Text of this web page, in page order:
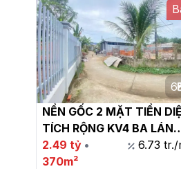
6
NỀN GỐC 2 MẶT TIỀN
TÍCH RỘNG KV4 BA LÁNG
QUẬN CÁI RĂNG, CẦN
2.49 tỷ •
370m²
6.73 tr./